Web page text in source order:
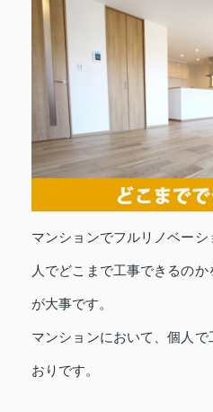
マンションでフルリノベー
人でどこまで工事できるの
が大事です。
マンションにおいて、個人
おりです。